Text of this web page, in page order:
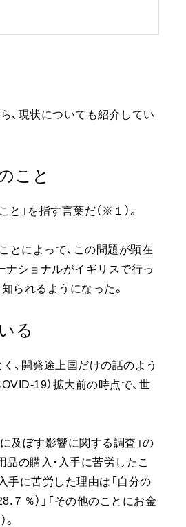
、現状についても紹介してい
こと
」を指す言葉だ（※１）。
とによって、この問題が顕在
ナショナルがイギリスで行っ
られるようになった。
る
、開発途上国だけの話のよう
19）拡大前の時点で、世
及ぼす影響に関する調査」の
品の購入・入手に苦労したこ
入手に苦労した理由は「自分の
７％）」「その他のことにお金